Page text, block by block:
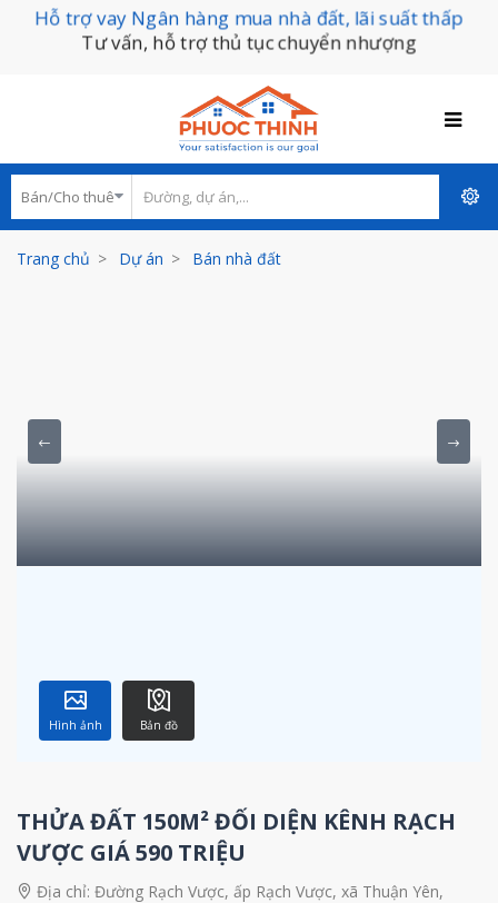
Hỗ trợ vay Ngân hàng mua nhà đất, lãi suất thấp
Tư vấn, hỗ trợ thủ tục chuyển nhượng
Trang chủ Dự án Bán nhà đất
Hình ảnh Bản đồ
THỬA ĐẤT 150M² ĐỐI DIỆN KÊNH RẠCH
VƯỢC GIÁ 590 TRIỆU
Địa chỉ: Đường Rạch Vược, ấp Rạch Vược, xã Thuận Yên,